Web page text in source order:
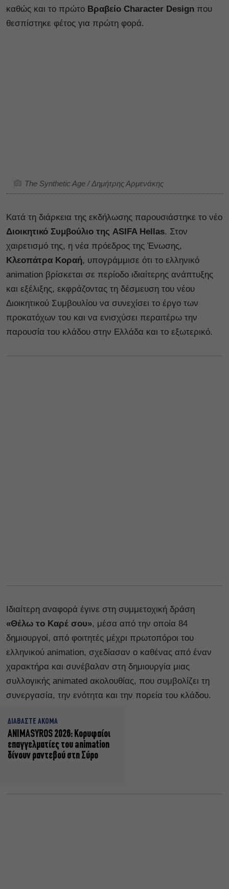
καθώς και το πρώτο Βραβείο Character Design που
θεσπίστηκε φέτος για πρώτη φορά.
The Synthetic Age / Δημήτρης Αρμενάκης
Κατά τη διάρκεια της εκδήλωσης παρουσιάστηκε το νέο
Διοικητικό Συμβούλιο της ASIFA Hellas. Στον
χαιρετισμό της, η νέα πρόεδρος της Ένωσης,
Κλεοπάτρα Κοραή, υπογράμμισε ότι το ελληνικό
animation βρίσκεται σε περίοδο ιδιαίτερης ανάπτυξης
και εξέλιξης, εκφράζοντας τη δέσμευση του νέου
Διοικητικού Συμβουλίου να συνεχίσει το έργο των
προκατόχων του και να ενισχύσει περαιτέρω την
παρουσία του κλάδου στην Ελλάδα και το εξωτερικό.
Ιδιαίτερη αναφορά έγινε στη συμμετοχική δράση
«Θέλω το Καρέ σου», μέσα από την οποία 84
δημιουργοί, από φοιτητές μέχρι πρωτοπόροι του
ελληνικού animation, σχεδίασαν ο καθένας από έναν
χαρακτήρα και συνέβαλαν στη δημιουργία μιας
συλλογικής animated ακολουθίας, που συμβολίζει τη
συνεργασία, την ενότητα και την πορεία του κλάδου.
ΔΙΑΒΑΣΤΕ ΑΚΟΜΑ
ANIMASYROS 2026: Κορυφαίοι
επαγγελματίες του animation
δίνουν ραντεβού στη Σύρο